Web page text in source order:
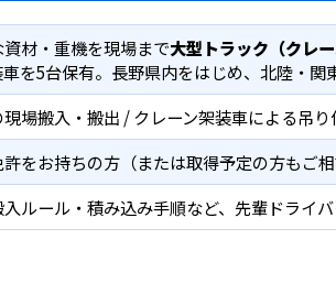
材・重機を現場まで大型トラック（クレ
を5台保有。長野県内をはじめ、北陸・関
場搬入・搬出 / クレーン架装車による吊
をお持ちの方（または取得予定の方もご相
ルール・積み込み手順など、先輩ドライバ